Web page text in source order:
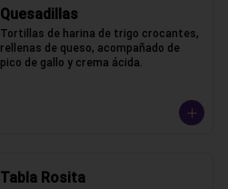
Quesadillas
Tortillas de harina de trigo crocantes,
rellenas de queso, acompañado de
pico de gallo y crema ácida.
Tabla Rosita